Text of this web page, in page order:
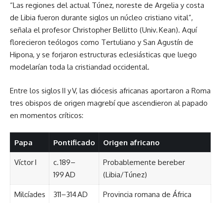
“Las regiones del actual Túnez, noreste de Argelia y costa
de Libia fueron durante siglos un núcleo cristiano vital”,
señala el profesor Christopher Bellitto (Univ. Kean). Aquí
florecieron teólogos como Tertuliano y San Agustín de
Hipona, y se forjaron estructuras eclesiásticas que luego
modelarían toda la cristiandad occidental.
Entre los siglos II y V, las diócesis africanas aportaron a Roma
tres obispos de origen magrebí que ascendieron al papado
en momentos críticos:
Papa Pontificado Origen africano
Víctor I
c. 189–
199 AD
Probablemente bereber
(Libia/Túnez)
Milcíades 311–314 AD Provincia romana de África